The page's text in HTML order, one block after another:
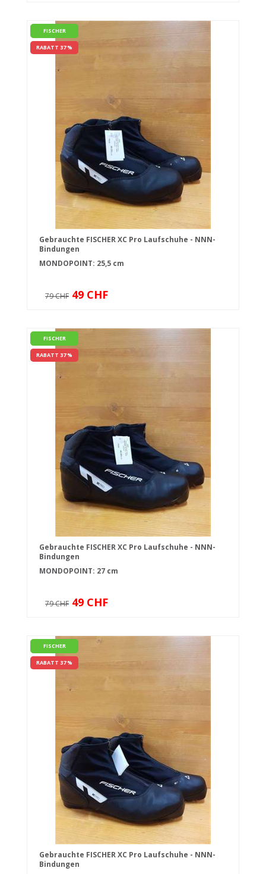
FISCHER
RABATT 37 %
Gebrauchte FISCHER XC Pro Laufschuhe - NNN-
Bindungen
MONDOPOINT: 25,5 cm
79 CHF 49 CHF
FISCHER
RABATT 37 %
Gebrauchte FISCHER XC Pro Laufschuhe - NNN-
Bindungen
MONDOPOINT: 27 cm
79 CHF 49 CHF
FISCHER
RABATT 37 %
Gebrauchte FISCHER XC Pro Laufschuhe - NNN-
Bindungen